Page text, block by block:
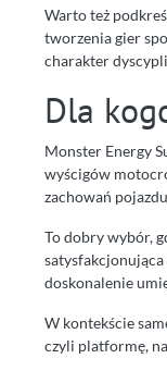
Warto też
tworzenia gier
charakter
Dla
Monster Energy
wyścigów
zachowań
To dobry wybór,
doskonalenie
W kontekście
czyli platformę,